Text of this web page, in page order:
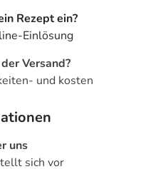
Rezept ein?
Einlösung
Versand?
und kosten
uns
sich vor